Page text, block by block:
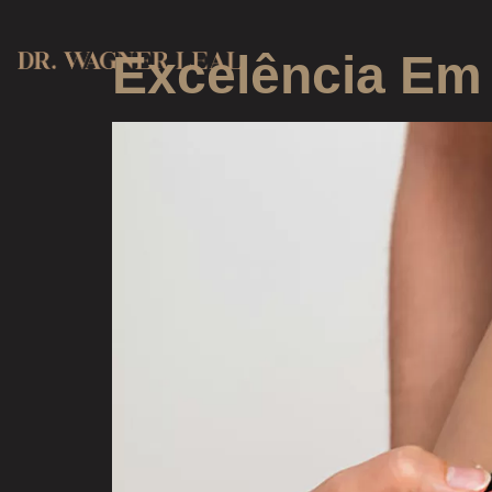
Excelência